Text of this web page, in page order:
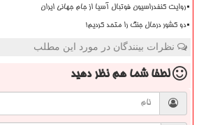
روایت کنفدراسیون فوتبال آسیا از جام جهانی ایران
دو کشور درحال جنگ را متحد کردیم!
نظرات بینندگان در مورد این مطلب
لطفا شما همنظر دهید